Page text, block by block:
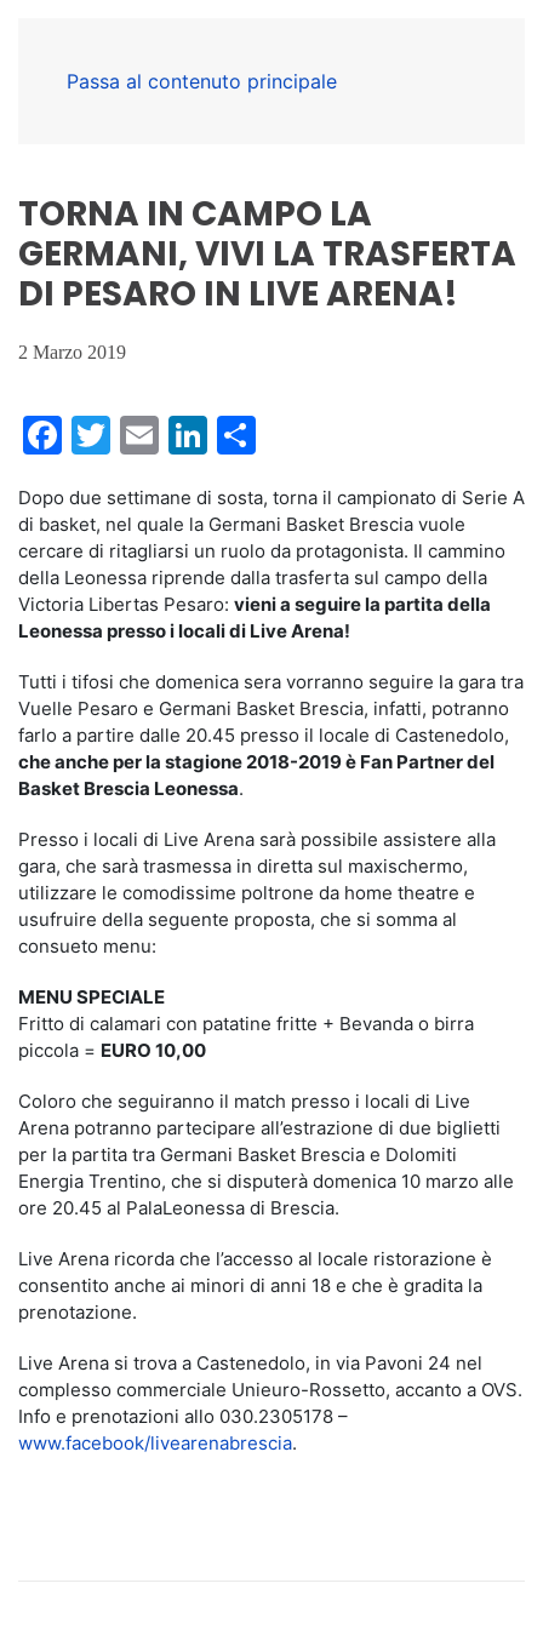
Passa al contenuto principale
TORNA IN CAMPO LA
GERMANI, VIVI LA TRASFERTA
DI PESARO IN LIVE ARENA!
2 Marzo 2019
Facebook
Twitter
EmailLinkedIn
Dopo due settimane di sosta, torna il campionato di Serie A
di basket, nel quale la Germani Basket Brescia vuole
cercare di ritagliarsi un ruolo da protagonista. Il cammino
della Leonessa riprende dalla trasferta sul campo della
Victoria Libertas Pesaro: vieni a seguire la partita della
Leonessa presso i locali di Live Arena!
Tutti i tifosi che domenica sera vorranno seguire la gara tra
Vuelle Pesaro e Germani Basket Brescia, infatti, potranno
farlo a partire dalle 20.45 presso il locale di Castenedolo,
che anche per la stagione 2018-2019 è Fan Partner del
Basket Brescia Leonessa.
Presso i locali di Live Arena sarà possibile assistere alla
gara, che sarà trasmessa in diretta sul maxischermo,
utilizzare le comodissime poltrone da home theatre e
usufruire della seguente proposta, che si somma al
consueto menu:
MENU SPECIALE
Fritto di calamari con patatine fritte + Bevanda o birra
piccola = EURO 10,00
Coloro che seguiranno il match presso i locali di Live
Arena potranno partecipare all’estrazione di due biglietti
per la partita tra Germani Basket Brescia e Dolomiti
Energia Trentino, che si disputerà domenica 10 marzo alle
ore 20.45 al PalaLeonessa di Brescia.
Live Arena ricorda che l’accesso al locale ristorazione è
consentito anche ai minori di anni 18 e che è gradita la
prenotazione.
Live Arena si trova a Castenedolo, in via Pavoni 24 nel
complesso commerciale Unieuro-Rossetto, accanto a OVS.
Info e prenotazioni allo 030.2305178 –
www.facebook/livearenabrescia.